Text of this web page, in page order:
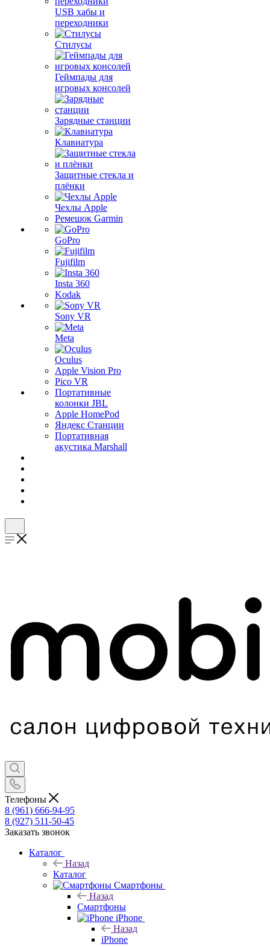
USB хабы и
переходники
Стилусы
Геймпады для
игровых консолей
Зарядные станции
Клавиатура
Защитные стекла и
плёнки
Чехлы Apple
Ремешок Garmin
GoPro
Fujifilm
Insta 360
Kodak
Sony VR
Meta
Oculus
Apple Vision Pro
Pico VR
Портативные
колонки JBL
Apple HomePod
Яндекс Станции
Портативная
акустика Marshall
Телефоны
8 (961) 666-94-95
8 (927) 511-50-45
Заказать звонок
Каталог
Назад
Каталог
Смартфоны
Назад
Смартфоны
iPhone
Назад
iPhone